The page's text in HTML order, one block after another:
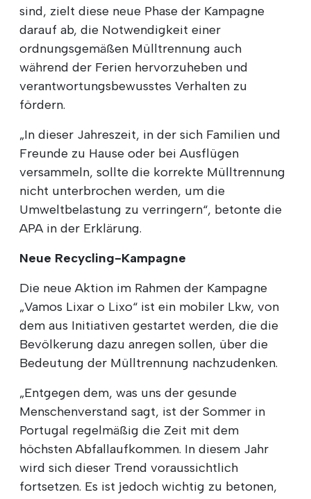
sind, zielt diese neue Phase der Kampagne
darauf ab, die Notwendigkeit einer
ordnungsgemäßen Mülltrennung auch
während der Ferien hervorzuheben und
verantwortungsbewusstes Verhalten zu
fördern.
„In dieser Jahreszeit, in der sich Familien und
Freunde zu Hause oder bei Ausflügen
versammeln, sollte die korrekte Mülltrennung
nicht unterbrochen werden, um die
Umweltbelastung zu verringern“, betonte die
APA in der Erklärung.
Neue Recycling-Kampagne
Die neue Aktion im Rahmen der Kampagne
„Vamos Lixar o Lixo“ ist ein mobiler Lkw, von
dem aus Initiativen gestartet werden, die die
Bevölkerung dazu anregen sollen, über die
Bedeutung der Mülltrennung nachzudenken.
„Entgegen dem, was uns der gesunde
Menschenverstand sagt, ist der Sommer in
Portugal regelmäßig die Zeit mit dem
höchsten Abfallaufkommen. In diesem Jahr
wird sich dieser Trend voraussichtlich
fortsetzen. Es ist jedoch wichtig zu betonen,